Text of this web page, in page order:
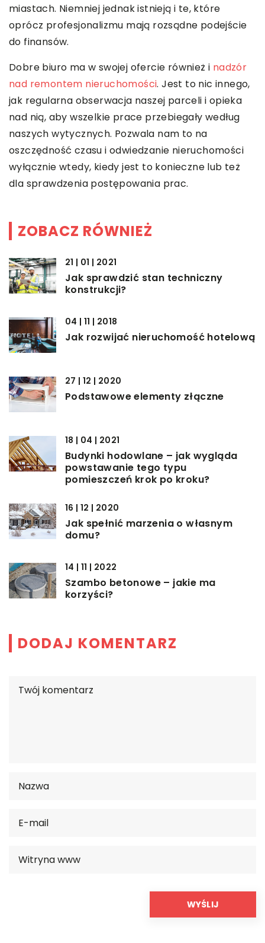
miastach. Niemniej jednak istnieją i te, które
oprócz profesjonalizmu mają rozsądne podejście
do finansów.
Dobre biuro ma w swojej ofercie również i nadzór
nad remontem nieruchomości. Jest to nic innego,
jak regularna obserwacja naszej parceli i opieka
nad nią, aby wszelkie prace przebiegały według
naszych wytycznych. Pozwala nam to na
oszczędność czasu i odwiedzanie nieruchomości
wyłącznie wtedy, kiedy jest to konieczne lub też
dla sprawdzenia postępowania prac.
ZOBACZ RÓWNIEŻ
21 | 01 | 2021
Jak sprawdzić stan techniczny
konstrukcji?
04 | 11 | 2018
Jak rozwijać nieruchomość hotelową
27 | 12 | 2020
Podstawowe elementy złączne
18 | 04 | 2021
Budynki hodowlane – jak wygląda
powstawanie tego typu
pomieszczeń krok po kroku?
16 | 12 | 2020
Jak spełnić marzenia o własnym
domu?
14 | 11 | 2022
Szambo betonowe – jakie ma
korzyści?
DODAJ KOMENTARZ